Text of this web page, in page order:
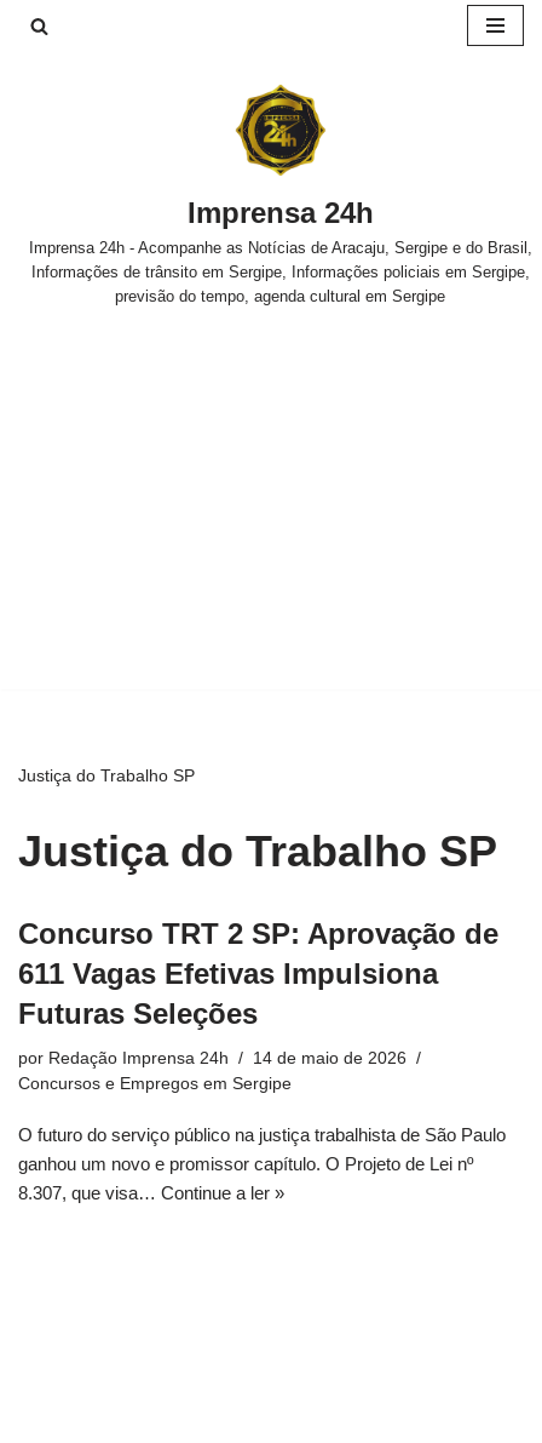
Imprensa 24h
Imprensa 24h - Acompanhe as Notícias de Aracaju, Sergipe e do Brasil,
Informações de trânsito em Sergipe, Informações policiais em Sergipe,
previsão do tempo, agenda cultural em Sergipe
Justiça do Trabalho SP
Justiça do Trabalho SP
Concurso TRT 2 SP: Aprovação de
611 Vagas Efetivas Impulsiona
Futuras Seleções
por Redação Imprensa 24h
14 de maio de 2026
Concursos e Empregos em Sergipe
O futuro do serviço público na justiça trabalhista de São Paulo
ganhou um novo e promissor capítulo. O Projeto de Lei nº
8.307, que visa… Continue a ler »